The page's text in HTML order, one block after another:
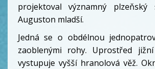
projektoval významný plzeňský
Auguston mladší.
Jedná se o obdélnou
zaoblenými rohy. Uprostřed
vystupuje vyšší hranolová věž.